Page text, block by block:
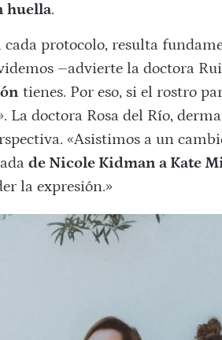
huella.
protocolo, resulta
–advierte la doctora
tienes. Por eso, si el rostro
La doctora Rosa del Río,
«Asistimos a un
de Nicole Kidman a Kate
la expresión.»